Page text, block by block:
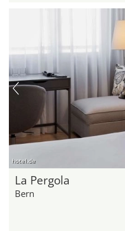
hotel.de
La Pergola
Bern